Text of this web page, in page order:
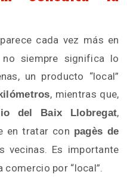
cada vez más en
siempre significa lo
un producto “local”
, mientras que,
del Baix Llobregat,
en tratar con pagès de
Es importante
comercio por “local”.